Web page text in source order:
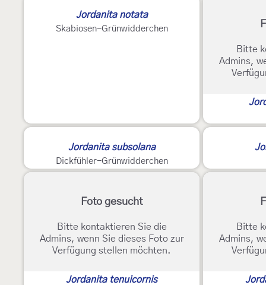
Jordanita notata
Skabiosen-Grünwidderchen
Bitte
Admins,
Jordanita subsolana
Dickfühler-Grünwidderchen
Foto gesucht
Bitte kontaktieren Sie die
Admins, wenn Sie dieses Foto zur
Verfügung stellen möchten.
Jordanita tenuicornis
Bitte
Admins,